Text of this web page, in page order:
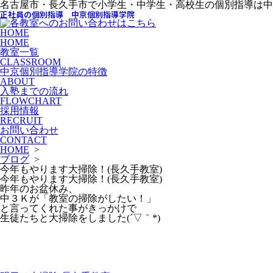
名古屋市・長久手市で小学生・中学生・高校生の個別指導は中
正社員の個別指導 中京個別指導学院
HOME
HOME
教室一覧
CLASSROOM
中京個別指導学院の特徴
ABOUT
入塾までの流れ
FLOWCHART
採用情報
RECRUIT
お問い合わせ
CONTACT
HOME >
ブログ >
今年もやります大掃除！(長久手教室)
今年もやります大掃除！(長久手教室)
昨年のお盆休み、
中３Ｋが「教室の掃除がしたい！」
と言ってくれた事がきっかけで
生徒たちと大掃除をしました(´▽｀*)